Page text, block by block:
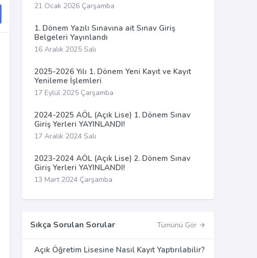
21 Ocak 2026 Çarşamba
1. Dönem Yazılı Sınavına ait Sınav Giriş
Belgeleri Yayınlandı
16 Aralık 2025 Salı
2025-2026 Yılı 1. Dönem Yeni Kayıt ve Kayıt
Yenileme İşlemleri
17 Eylül 2025 Çarşamba
2024-2025 AÖL (Açık Lise) 1. Dönem Sınav
Giriş Yerleri YAYINLANDI!
17 Aralık 2024 Salı
2023-2024 AÖL (Açık Lise) 2. Dönem Sınav
Giriş Yerleri YAYINLANDI!
13 Mart 2024 Çarşamba
Sıkça Sorulan Sorular Tümünü Gör
Açık Öğretim Lisesine Nasıl Kayıt Yaptırılabilir?